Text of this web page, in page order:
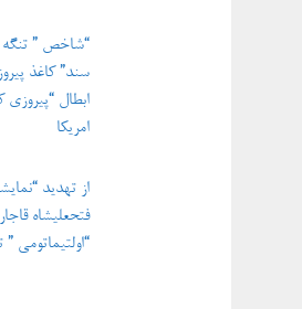
“شاخص ” تنگه
سند” کاغذ
ابطال “پیروزی
امریکا
از تهدید
فتحعلیشاه
“اولتیماتومی ”